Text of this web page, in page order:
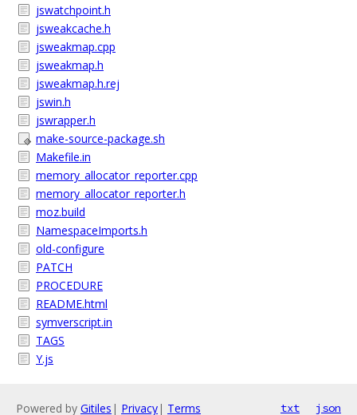
jswatchpoint.h
jsweakcache.h
jsweakmap.cpp
jsweakmap.h
jsweakmap.h.rej
jswin.h
jswrapper.h
make-source-package.sh
Makefile.in
memory_allocator_reporter.cpp
memory_allocator_reporter.h
moz.build
NamespaceImports.h
old-configure
PATCH
PROCEDURE
README.html
symverscript.in
TAGS
Y.js
Powered by Gitiles | Privacy| Terms txt json